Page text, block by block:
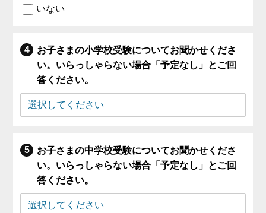
いない
お子さまの小学校受験についてお聞かせくださ
い。いらっしゃらない場合「予定なし」とご回
答ください。
お子さまの中学校受験についてお聞かせくださ
い。いらっしゃらない場合「予定なし」とご回
答ください。